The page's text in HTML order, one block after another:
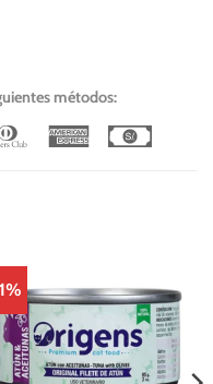
métodos:
Dinners
American